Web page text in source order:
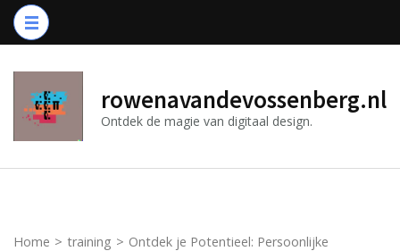
Ga
naar
(druk
Enter)
rowenavandevossenberg.nl
Ontdek de magie van digitaal design.
Home > training > Ontdek je Potentieel: Persoonlijke